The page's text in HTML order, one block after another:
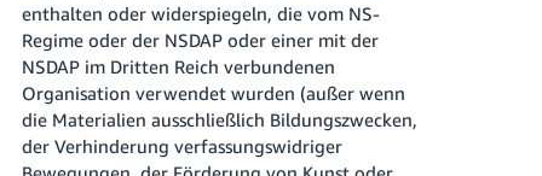
enthalten oder widerspiegeln, die vom NS-
Regime oder der NSDAP oder einer mit der
NSDAP im Dritten Reich verbundenen
Organisation verwendet wurden (außer wenn
die Materialien ausschließlich Bildungszwecken,
der Verhinderung verfassungswidriger